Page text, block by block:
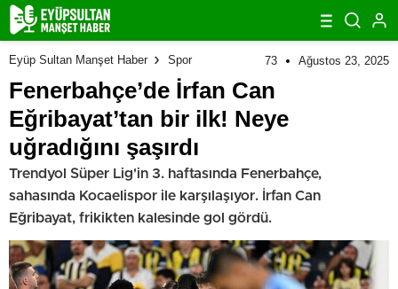
Eyüp Sultan Manşet Haber Spor 73 Ağustos 23, 2025
Fenerbahçe’de İrfan Can
Eğribayat’tan bir ilk! Neye
uğradığını şaşırdı
Trendyol Süper Lig'in 3. haftasında Fenerbahçe,
sahasında Kocaelispor ile karşılaşıyor. İrfan Can
Eğribayat, frikikten kalesinde gol gördü.